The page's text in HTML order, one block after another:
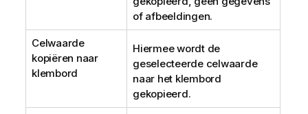
of afbeeldingen.
Celwaarde
kopiëren naar
klembord
Hiermee wordt de
geselecteerde celwaarde
naar het klembord
gekopieerd.